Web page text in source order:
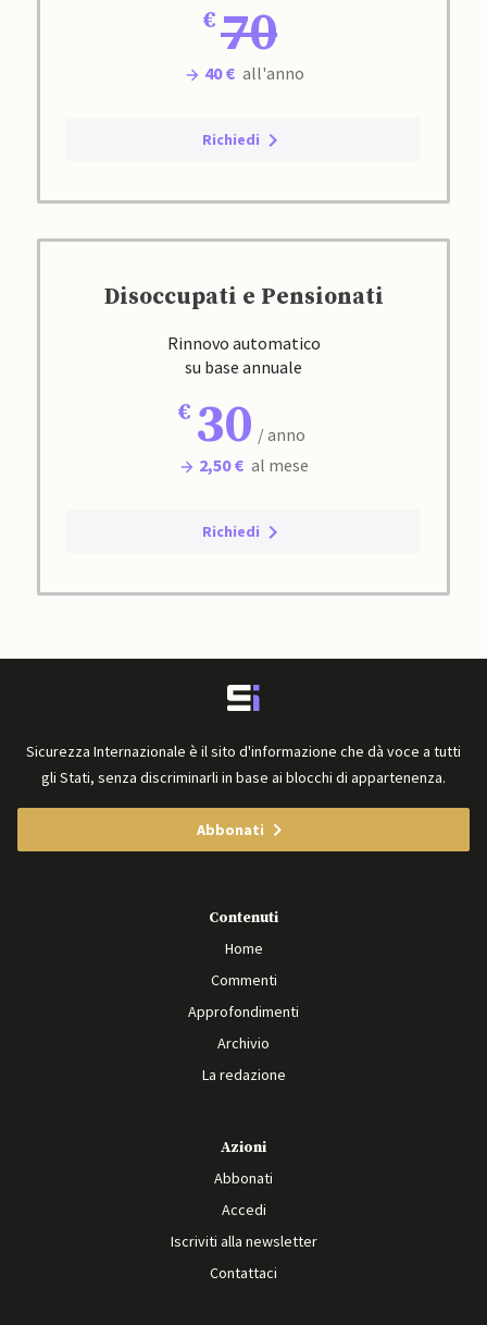
70
40 € all'anno
Richiedi
Disoccupati e Pensionati
Rinnovo automatico
su base annuale
30 / anno
2,50 € al mese
Richiedi
Sicurezza Internazionale è il sito d'informazione che dà voce a tutti
gli Stati, senza discriminarli in base ai blocchi di appartenenza.
Abbonati
Contenuti
Home
Commenti
Approfondimenti
Archivio
La redazione
Azioni
Abbonati
Accedi
Iscriviti alla newsletter
Contattaci